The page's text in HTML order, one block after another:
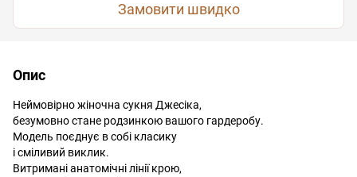
Замовити швидко
Опис
Неймовірно жіночна сукня Джесіка,
безумовно стане родзинкою вашого гардеробу.
Модель поєднує в собі класику
і сміливий виклик.
Витримані анатомічні лінії крою,